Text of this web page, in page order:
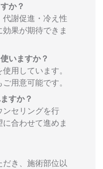
か？
謝促進・冷え性
果が期待できま
いますか？
用しています。
用意可能です。
すか？
ンセリングを行
合わせて進めま
き、施術部位以